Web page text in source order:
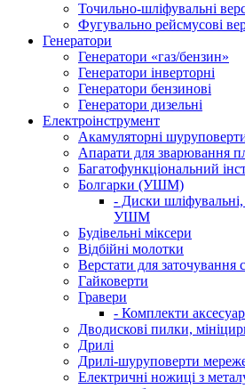
Точильно-шліфувальні
Фугувально рейсмусові
Генератори
Генератори «газ/бензин»
Генератори інверторні
Генератори бензинові
Генератори дизельні
Електроінструмент
Акамуляторні
Апарати для зварювання
Багатофункціональний
Болгарки (УШМ)
- Диски шліфувальні,
УШМ
Будівельні міксери
Відбійні молотки
Верстати для заточування
Гайковерти
Гравери
- Комплекти
Дводискові пилки,
Дрилі
Дрилі-шуруповерти
Електричні ножиці з